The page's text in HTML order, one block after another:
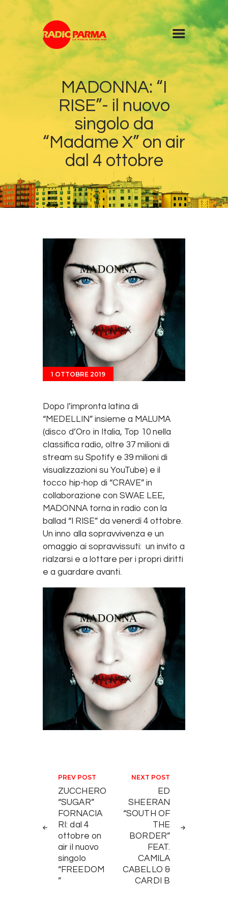
MADONNA: “I
RISE”- il nuovo
singolo da
“Madame X” on air
dal 4 ottobre
Home
Radio
Diretta
Programmi
Podcast
1 OTTOBRE 2019
Dopo l’impronta latina di
“MEDELLIN” insieme a MALUMA
(disco d’Oro in Italia, Top 10 nella
classifica radio, oltre 37 milioni di
stream su Spotify e 39 milioni di
visualizzazioni su YouTube) e il
tocco hip-hop di “CRAVE” in
collaborazione con SWAE LEE,
MADONNA torna in radio con la
ballad “I RISE” da venerdì 4 ottobre.
Un inno alla sopravvivenza e un
omaggio ai sopravvissuti: un invito a
rialzarsi e a lottare per i propri diritti
e a guardare avanti.
Navigazione articoli
PREV POST
ZUCCHERO
“SUGAR”
FORNACIA
RI: dal 4
ottobre on
air il nuovo
singolo
“FREEDOM
”
NEXT POST
ED
SHEERAN
“SOUTH OF
THE
BORDER”
FEAT.
CAMILA
CABELLO &
CARDI B